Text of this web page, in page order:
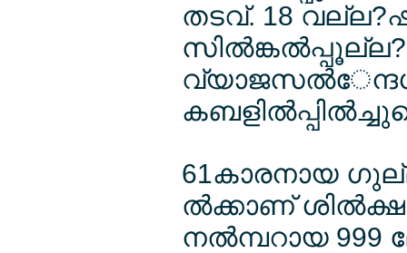
തടവ്. 18
സില്‍ങ്കല്‍പ്പൂല്ല?
61കാരനായ
ല്‍ക്കാണ്
നല്‍മ്പറായ 999